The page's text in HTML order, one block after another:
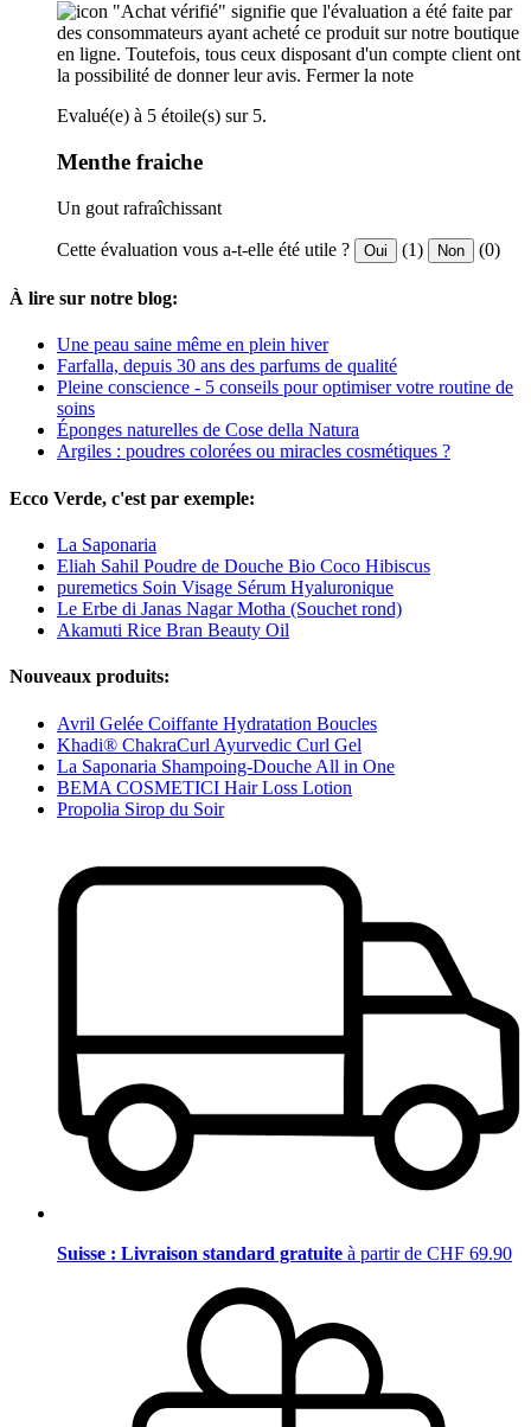
"Achat vérifié" signifie que l'évaluation a été faite par
des consommateurs ayant acheté ce produit sur notre boutique
en ligne. Toutefois, tous ceux disposant d'un compte client ont
la possibilité de donner leur avis. Fermer la note
Evalué(e) à 5 étoile(s) sur 5.
Menthe fraiche
Un gout rafraîchissant
Cette évaluation vous a-t-elle été utile ? Oui (1) Non (0)
À lire sur notre blog:
Une peau saine même en plein hiver
Farfalla, depuis 30 ans des parfums de qualité
Pleine conscience - 5 conseils pour optimiser votre routine de
soins
Éponges naturelles de Cose della Natura
Argiles : poudres colorées ou miracles cosmétiques ?
Ecco Verde, c'est par exemple:
La Saponaria
Eliah Sahil Poudre de Douche Bio Coco Hibiscus
puremetics Soin Visage Sérum Hyaluronique
Le Erbe di Janas Nagar Motha (Souchet rond)
Akamuti Rice Bran Beauty Oil
Nouveaux produits:
Avril Gelée Coiffante Hydratation Boucles
Khadi® ChakraCurl Ayurvedic Curl Gel
La Saponaria Shampoing-Douche All in One
BEMA COSMETICI Hair Loss Lotion
Propolia Sirop du Soir
Suisse : Livraison standard gratuite à partir de CHF 69.90